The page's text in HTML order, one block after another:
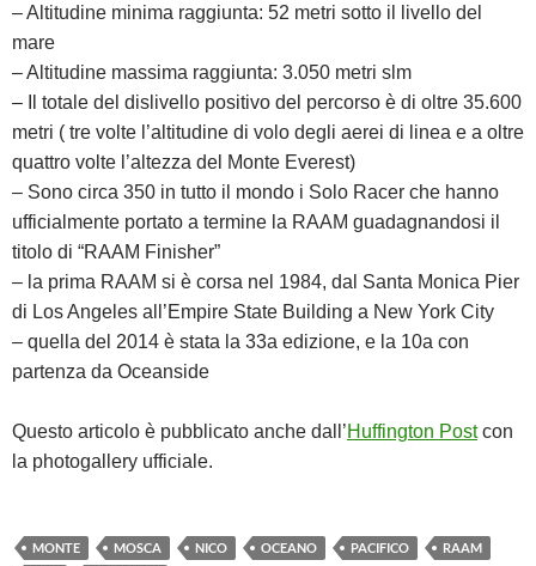
– Altitudine minima raggiunta: 52 metri sotto il livello del
mare
– Altitudine massima raggiunta: 3.050 metri slm
– Il totale del dislivello positivo del percorso è di oltre 35.600
metri ( tre volte l’altitudine di volo degli aerei di linea e a oltre
quattro volte l’altezza del Monte Everest)
– Sono circa 350 in tutto il mondo i Solo Racer che hanno
ufficialmente portato a termine la RAAM guadagnandosi il
titolo di “RAAM Finisher”
– la prima RAAM si è corsa nel 1984, dal Santa Monica Pier
di Los Angeles all’Empire State Building a New York City
– quella del 2014 è stata la 33a edizione, e la 10a con
partenza da Oceanside
Questo articolo è pubblicato anche dall’Huffington Postcon
la photogallery ufficiale.
MONTE MOSCA NICO OCEANO PACIFICO
RAAM